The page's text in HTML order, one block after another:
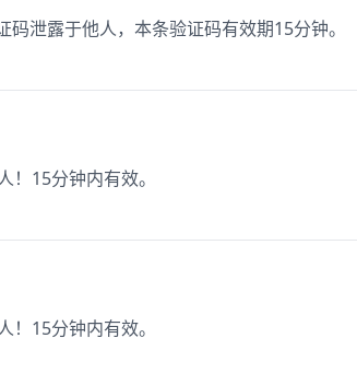
泄露于他人，本条验证码有效期15分钟。
！15分钟内有效。
！15分钟内有效。